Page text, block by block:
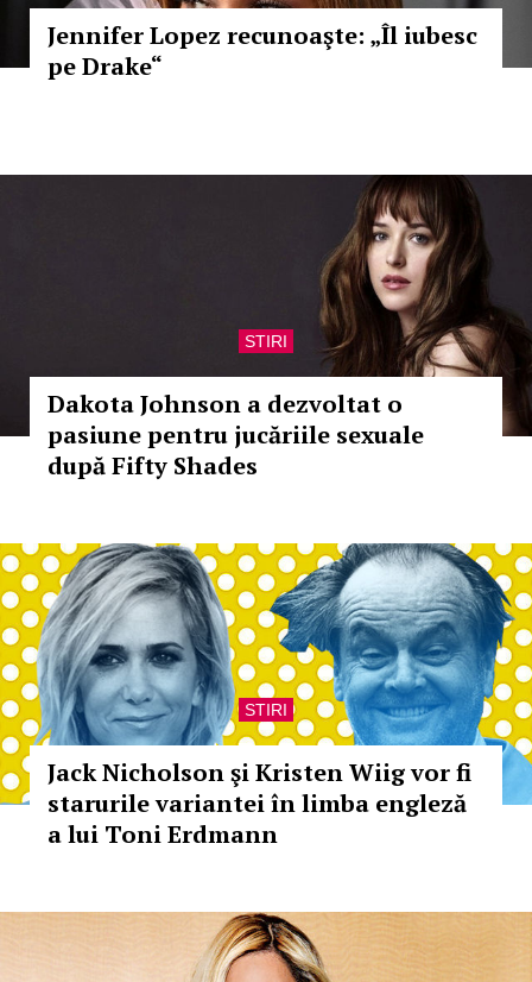
Jennifer Lopez recunoaşte: „Îl iubesc
pe Drake“
STIRI
Dakota Johnson a dezvoltat o
pasiune pentru jucăriile sexuale
după Fifty Shades
STIRI
Jack Nicholson şi Kristen Wiig vor fi
starurile variantei în limba engleză
a lui Toni Erdmann